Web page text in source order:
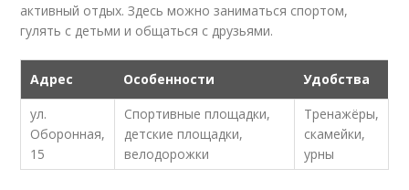
активный отдых. Здесь можно заниматься спортом,
гулять с детьми и общаться с друзьями.
Адрес Особенности
Удобства
ул.
Оборонная,
15
Спортивные площадки,
детские площадки,
велодорожки
Тренажёры,
скамейки,
урны